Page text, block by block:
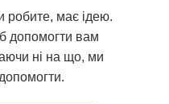
робите, має ідею.
допомогти вам
ні на що, ми